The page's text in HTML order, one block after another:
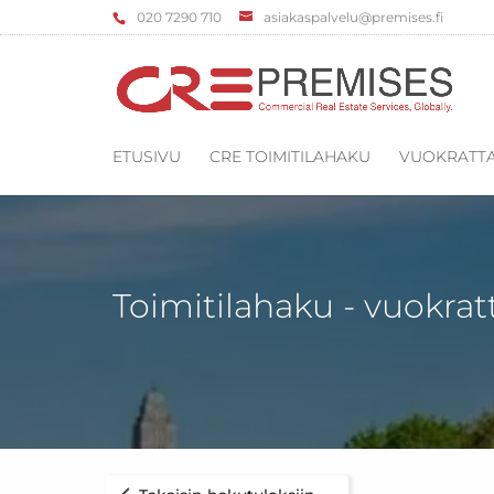
‌020 7290 710 asiakaspalvelu@premises.fi
ETUSIVU CRE TOIMITILAHAKU
Toimitilahaku -